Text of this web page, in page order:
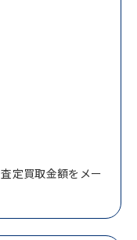
定買取金額をメー